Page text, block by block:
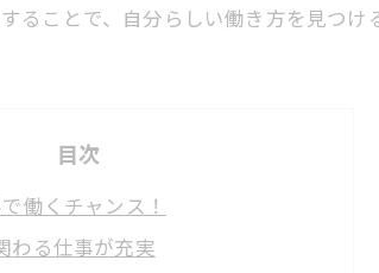
ことで、自分らしい働き方を見つけ
目次
働くチャンス！
わる仕事が充実